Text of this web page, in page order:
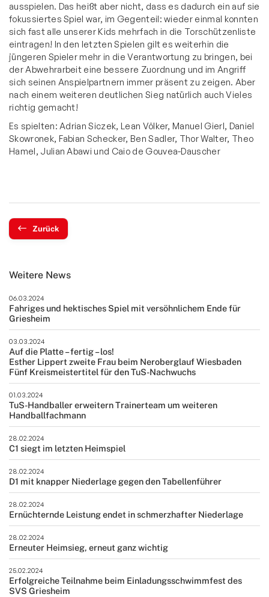
ausspielen. Das heißt aber nicht, dass es dadurch ein auf sie
fokussiertes Spiel war, im Gegenteil: wieder einmal konnten
sich fast alle unserer Kids mehrfach in die Torschützenliste
eintragen! In den letzten Spielen gilt es weiterhin die
jüngeren Spieler mehr in die Verantwortung zu bringen, bei
der Abwehrarbeit eine bessere Zuordnung und im Angriff
sich seinen Anspielpartnern immer präsent zu zeigen. Aber
nach einem weiteren deutlichen Sieg natürlich auch Vieles
richtig gemacht!
Es spielten: Adrian Siczek, Lean Völker, Manuel Gierl, Daniel
Skowronek, Fabian Schecker, Ben Sadler, Thor Walter, Theo
Hamel, Julian Abawi und Caio de Gouvea-Dauscher
Zurück
Weitere News
06.03.2024
Fahriges und hektisches Spiel mit versöhnlichem Ende für
Griesheim
03.03.2024
Auf die Platte – fertig – los!
Esther Lippert zweite Frau beim Neroberglauf Wiesbaden
Fünf Kreismeistertitel für den TuS-Nachwuchs
01.03.2024
TuS-Handballer erweitern Trainerteam um weiteren
Handballfachmann
28.02.2024
C1 siegt im letzten Heimspiel
28.02.2024
D1 mit knapper Niederlage gegen den Tabellenführer
28.02.2024
Ernüchternde Leistung endet in schmerzhafter Niederlage
28.02.2024
Erneuter Heimsieg, erneut ganz wichtig
25.02.2024
Erfolgreiche Teilnahme beim Einladungsschwimmfest des
SVS Griesheim